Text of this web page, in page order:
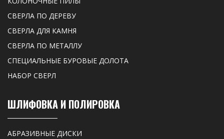
СВЕРЛА ПО ДЕРЕВУ
СВЕРЛА ДЛЯ КАМНЯ
СВЕРЛА ПО МЕТАЛЛУ
СПЕЦИАЛЬНЫЕ БУРОВЫЕ ДОЛОТА
НАБОР СВЕРЛ
ШЛИФОВКА И ПОЛИРОВКА
АБРАЗИВНЫЕ ДИСКИ